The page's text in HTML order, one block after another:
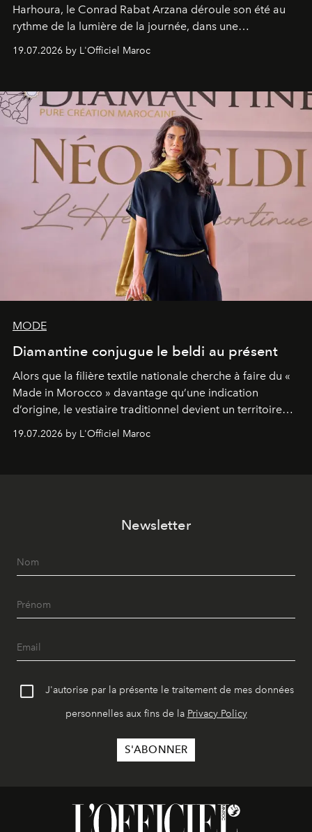
Harhoura, le Conrad Rabat Arzana déroule son été au
rythme de la lumière de la journée, dans une
rendez-vous avec l’océan.
19.07.2026 by L'Officiel Maroc
MODE
Diamantine conjugue le beldi au présent
Alors que la filière textile nationale cherche à faire du «
Made in Morocco » davantage qu’une indication
d’origine, le vestiaire traditionnel devient un territoire
révise les proportions et les usages pour l’inscrire dans
19.07.2026 by L'Officiel Maroc
Newsletter
J'autorise par la présente le traitement de mes données
personnelles aux fins de la Privacy Policy